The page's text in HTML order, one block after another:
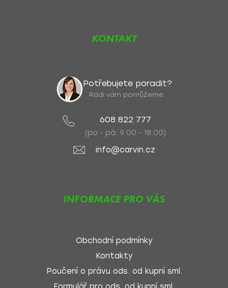
KONTAKT
Potřebujete poradit?
Rádi vám pomůžeme.
608 822 777
(po - pá: 9:00 - 18:00)
info@carvin.cz
INFORMACE PRO VÁS
Obchodní podmínky
Kontakty
Poučení o právu ods. od kupní sml.